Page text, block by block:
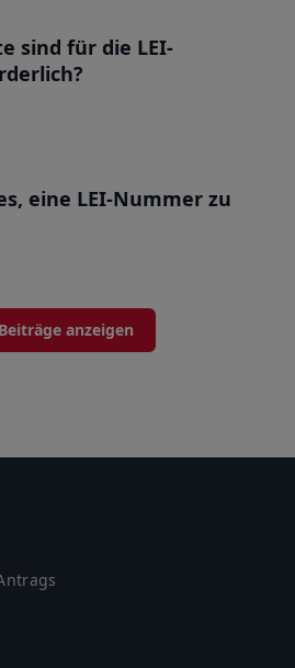
sind für die LEI-
eine LEI-Nummer zu
anzeigen